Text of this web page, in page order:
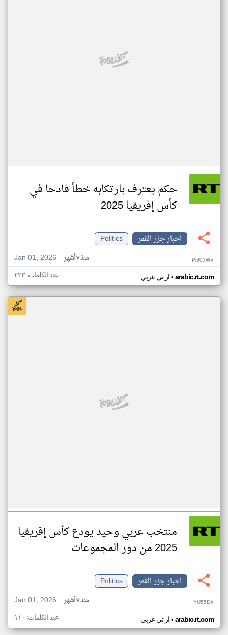
حكم يعترف بارتكابه خطأ فادحا في
كأس إفريقيا 2025
اخبار جزر القمر
Politics
Jan 01, 2026
منذ ٧ أشهر PG03WV
ار تي عربي• arabic.rt.com عدد الكلمات: ٢٢٣
منتخب عربي وحيد يودع كأس إفريقيا
2025 من دور المجموعات
اخبار جزر القمر
Politics
Jan 01, 2026
منذ ٧ أشهر YU55DX
ار تي عربي• arabic.rt.com عدد الكلمات: ١١٠